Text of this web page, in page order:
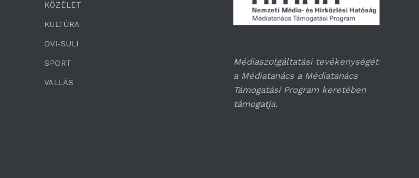
KÖZÉLET
KULTÚRA
OVI-SULI
SPORT
VALLÁS
Médiaszolgáltatási tevékenységét
a Médiatanács a Médiatanács
Támogatási Program keretében
támogatja.